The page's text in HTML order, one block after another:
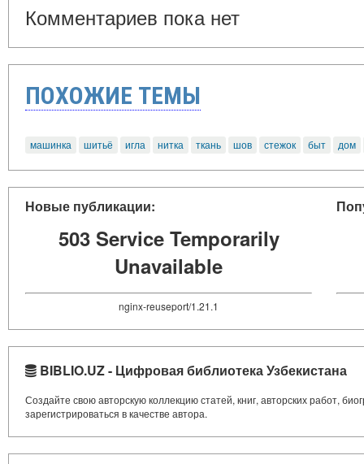
Комментариев пока нет
ПОХОЖИЕ ТЕМЫ
машинка шитьё игла нитка ткань шов стежок быт дом
Новые публикации:
503 Service Temporarily
Unavailable
nginx-reuseport/1.21.1
BIBLIO.UZ - Цифровая библиотека Узбекистана
Создайте свою авторскую коллекцию статей, книг, авторских работ,
зарегистрироваться в качестве автора.